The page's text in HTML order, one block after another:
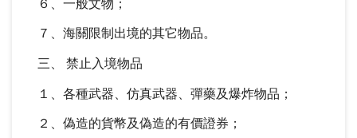
６、一般文物；
７、海關限制出境的其它物品。
三、 禁止入境物品
１、各種武器、仿真武器、彈藥及爆炸物品；
２、偽造的貨幣及偽造的有價證券；